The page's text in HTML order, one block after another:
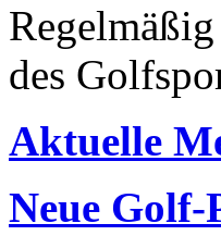
des
Aktuelle
Neue